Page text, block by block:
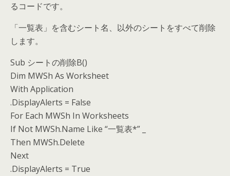
るコードです。
「一覧表」を含むシート名、以外のシートをすべて削除
します。
Sub シートの削除B()
Dim MWSh As Worksheet
With Application
.DisplayAlerts = False
For Each MWSh In Worksheets
If Not MWSh.Name Like “一覧表*” _
Then MWSh.Delete
Next
.DisplayAlerts = True